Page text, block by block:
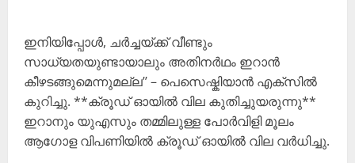
ഇനിയിപ്പോൾ, ചർച്ചയ്ക്ക് വീണ്ടും
സാധ്യതയുണ്ടായാലും അതിനർഥം ഇറാൻ‌
കീഴടങ്ങുമെന്നുമല്ല’’ – പെസെഷ്കിയാൻ എക്സിൽ
കുറിച്ചു. **ക്രൂഡ് ഓയിൽ വില കുതിച്ചുയരുന്നു**
ഇറാനും യുഎസും തമ്മിലുള്ള പോർവിളി മൂലം
ആഗോള വിപണിയിൽ ക്രൂഡ് ഓയിൽ വില വർധിച്ചു.